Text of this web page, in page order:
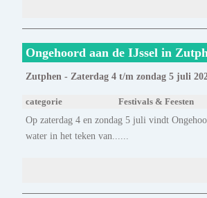
Ongehoord aan de IJssel in
Zutphen - Zaterdag 4 t/m zondag 5 juli
categorie Festivals & Feesten
Op zaterdag 4 en zondag 5 juli vindt
water in het teken van......